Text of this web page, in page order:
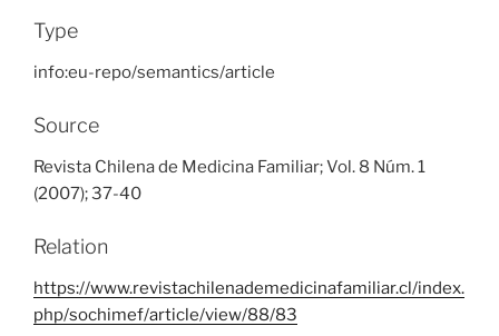
Type
info:eu-repo/semantics/article
Source
Revista Chilena de Medicina Familiar; Vol. 8 Núm. 1
(2007); 37-40
Relation
https://www.revistachilenademedicinafamiliar.cl/index.
php/sochimef/article/view/88/83